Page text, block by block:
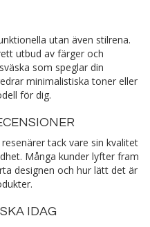
utan även stilrena.
utbud av färger och
som speglar din
minimalistiska toner eller
för dig.
tack vare sin kvalitet
Många kunder lyfter fram
designen och hur lätt det är
IDAG